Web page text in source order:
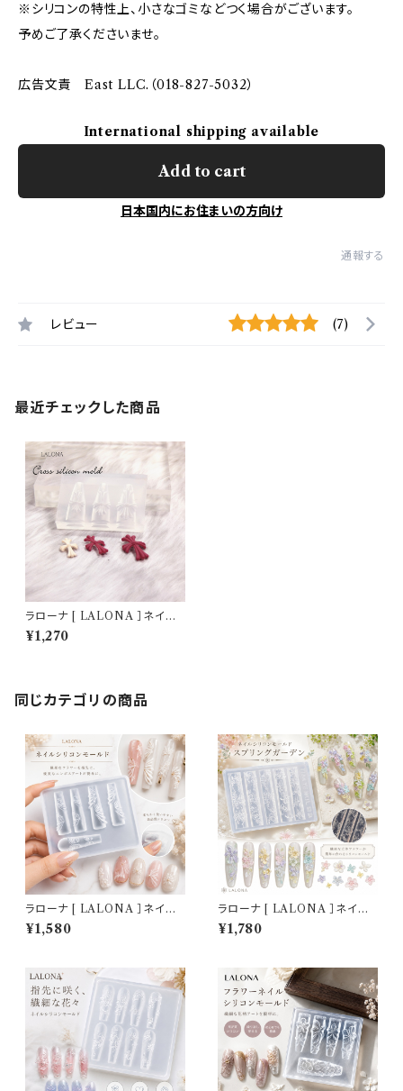
※シリコンの特性上、小さなゴミなどつく場合がございます。
予めご了承くださいませ。
広告文責 East LLC.（018-827-5032）
International shipping available
Add to cart
日本国内にお住まいの方向け
通報する
レビュー (7)
最近チェックした商品
ラローナ [ LALONA ］ネイル
シリコンモールド ( クロス・3デ
ザイン ) ジェルネイル/レジン/
¥1,270
同じカテゴリの商品
ラローナ [ LALONA ］ネイル
シリコンモールド ( BIGバタフラ
イ ) ジェルネイル/レジン/ハンド
¥1,580
ラローナ [ LALONA ］ネイル
シリコンモールド ( スプリングガ
ーデン ) ジェルネイル/レジン/
¥1,780